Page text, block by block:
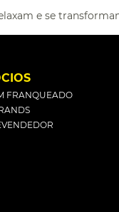
e se
FRANQUEADO